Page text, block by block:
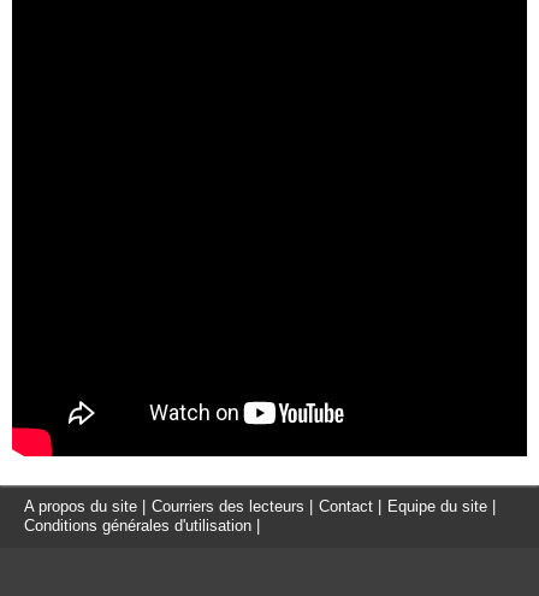
A propos du site Courriers des lecteurs Contact Equipe du site
Conditions générales d'utilisation